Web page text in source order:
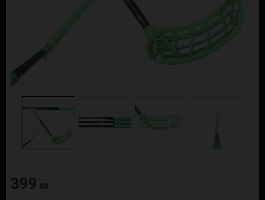
399 KR